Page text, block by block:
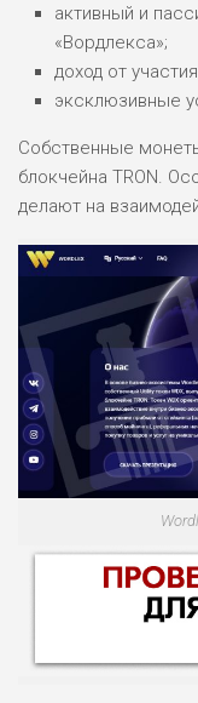
активный и
«Вордлекса»;
доход от
эксклюзивные
Собственные
блокчейна TRON.
делают на